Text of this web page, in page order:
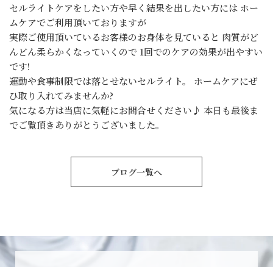
セルライトケアをしたい方や早く結果を出したい方には ホー
ムケアでご利用頂いておりますが
実際ご使用頂いているお客様のお身体を見ていると 肉質がど
んどん柔らかくなっていくので 1回でのケアの効果が出やすい
です!
運動や食事制限では落とせないセルライト。 ホームケアにぜ
ひ取り入れてみませんか?
気になる方は当店に気軽にお問合せください♪ 本日も最後ま
でご覧頂きありがとうございました。
ブログ一覧へ